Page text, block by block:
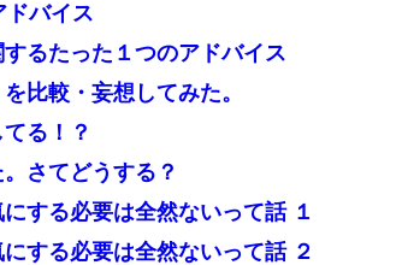
ドバイス
るたった１つのアドバイス
比較・妄想してみた。
る！？
さてどうする？
する必要は全然ないって話 １
する必要は全然ないって話 ２